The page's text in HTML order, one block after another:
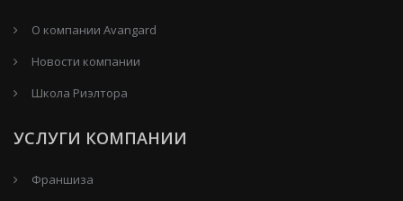
О компании Avangard
Новости компании
Школа Риэлтора
УСЛУГИ КОМПАНИИ
Франшиза